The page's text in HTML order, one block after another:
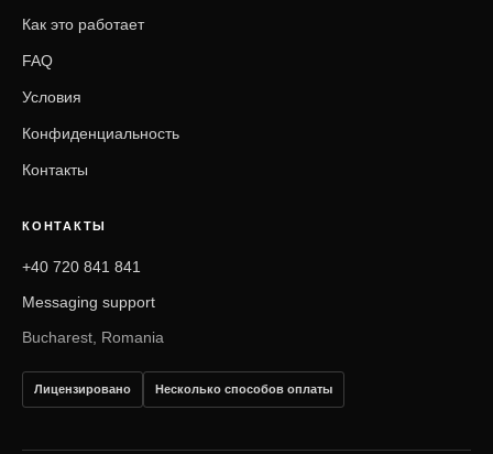
Как это работает
FAQ
Условия
Конфиденциальность
Контакты
КОНТАКТЫ
+40 720 841 841
Messaging support
Bucharest, Romania
Лицензировано Несколько способов оплаты